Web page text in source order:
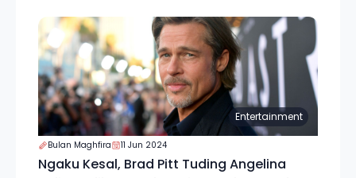
Entertainment
Bulan Maghfira 11 Jun 2024
Ngaku Kesal, Brad Pitt Tuding Angelina